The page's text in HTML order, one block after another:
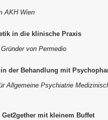
AKH Wien
in die klinische Praxis
von Permedio
der Behandlung mit
Allgemeine Psychiatrie
mit kleinem Buffet